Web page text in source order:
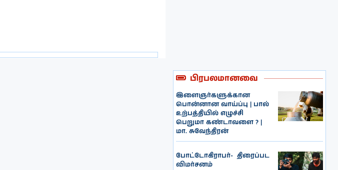
பிரபலமானவை
இளைஞர்களுக்கான
பொன்னான வாய்ப்பு | பால்
உற்பத்தியில் எழுச்சி
பெறுமா கண்டாவளை ? |
மா. சுவேந்திரன்
போட்டோகிராபர்- ‌ திரைப்பட
விமர்சனம்